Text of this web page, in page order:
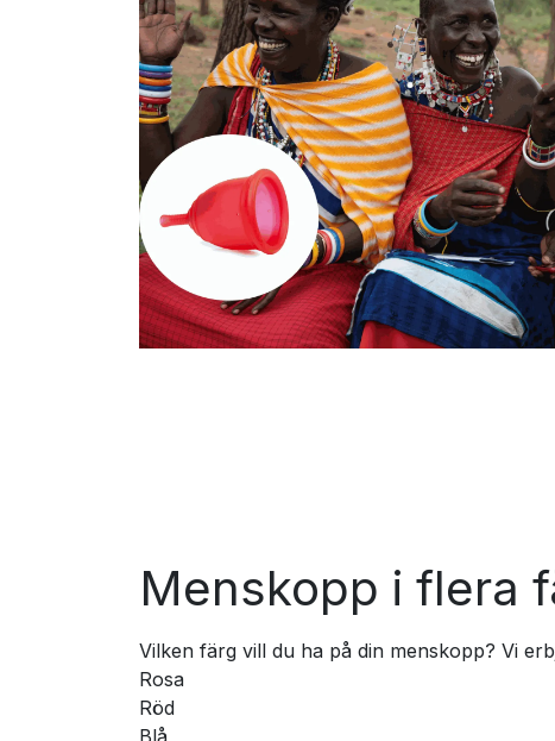
Menskopp i flera
Vilken färg vill du ha på din menskopp? Vi
Rosa
Röd